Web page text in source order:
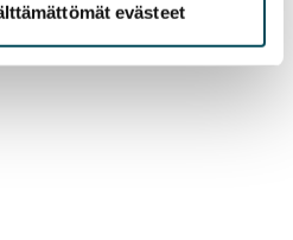
evästeet